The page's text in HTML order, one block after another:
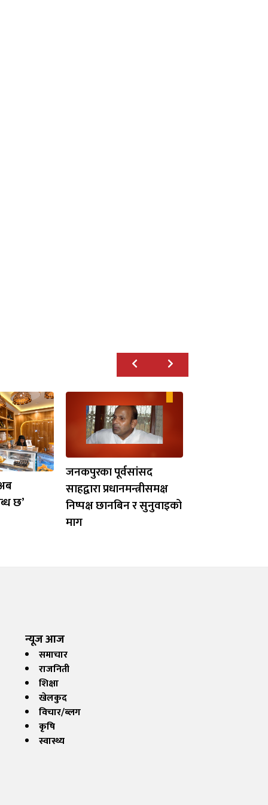
छ’
जनकपुरका पूर्वसांसद
साहद्वारा प्रधानमन्त्रीसमक्ष
निष्पक्ष छानबिन र सुनुवाइको
माग
न्यूज आज
समाचार
राजनिती
शिक्षा
खेलकुद
विचार/ब्लग
कृषि
स्वास्थ्य